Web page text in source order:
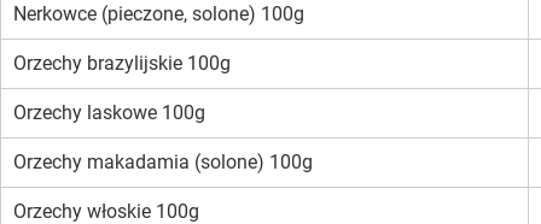
Nerkowce (pieczone, solone) 100g
Orzechy brazylijskie 100g
Orzechy laskowe 100g
Orzechy makadamia (solone) 100g
Orzechy włoskie 100g